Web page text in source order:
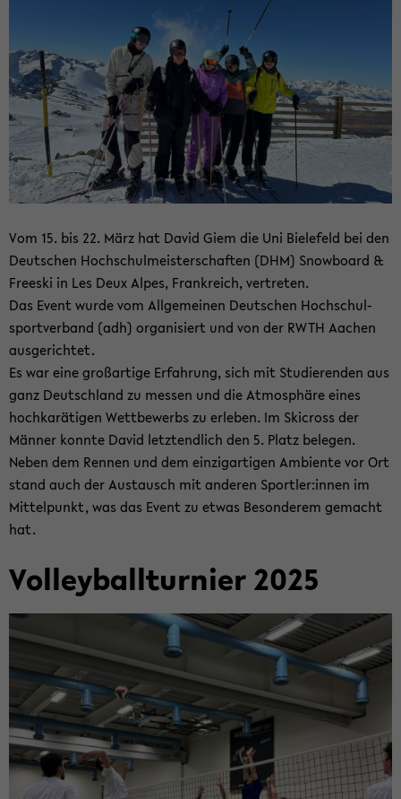
Vom 15. bis 22. März hat David Giem die Uni Bie­le­feld bei den
Deut­schen Hoch­schul­meis­ter­schaf­ten (DHM) Snow­board &
Free­ski in Les Deux Alpes, Frank­reich, ver­tre­ten.
Das Event wurde vom All­ge­mei­nen Deut­schen Hoch­schul­
sport­ver­band (adh) or­ga­ni­siert und von der RWTH Aa­chen
aus­ge­rich­tet.
Es war eine groß­ar­ti­ge Er­fah­rung, sich mit Stu­die­ren­den aus
ganz Deutsch­land zu mes­sen und die At­mo­sphä­re eines
hoch­ka­rä­ti­gen Wett­be­werbs zu er­le­ben. Im Ski­cross der
Män­ner konn­te David letzt­end­lich den 5. Platz be­le­gen.
Neben dem Ren­nen und dem ein­zig­ar­ti­gen Am­bi­en­te vor Ort
stand auch der Aus­tausch mit an­de­ren Sport­ler:innen im
Mit­tel­punkt, was das Event zu etwas Be­son­de­rem ge­macht
hat.
Vol­ley­ball­tur­nier 2025